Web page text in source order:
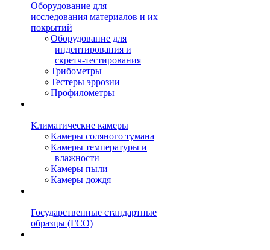
Оборудование для
исследования материалов и их
покрытий
Оборудование для
индентирования и
скретч-тестирования
Трибометры
Тестеры эррозии
Профилометры
Климатические камеры
Камеры соляного тумана
Камеры температуры и
влажности
Камеры пыли
Камеры дождя
Государственные стандартные
образцы (ГСО)